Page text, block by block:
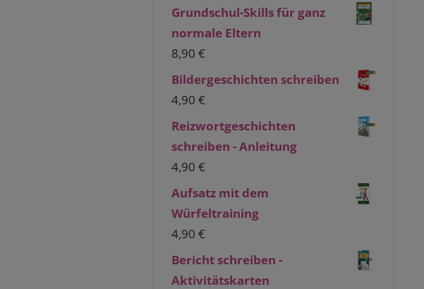
Grundschul-Skills für ganz
normale Eltern
8,90€
Bildergeschichten schreiben
4,90€
Reizwortgeschichten
schreiben - Anleitung
4,90€
Aufsatz mit dem
Würfeltraining
4,90€
Bericht schreiben -
Aktivitätskarten